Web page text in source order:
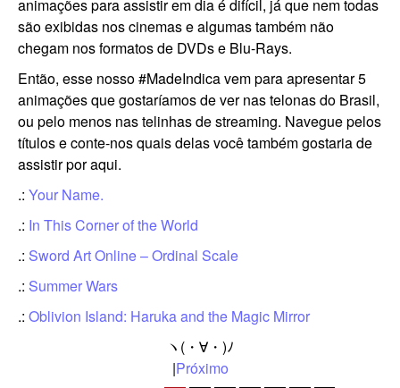
animações para assistir em dia é difícil, já que nem todas
são exibidas nos cinemas e algumas também não
chegam nos formatos de DVDs e Blu-Rays.
Então, esse nosso #MadeIndica vem para apresentar 5
animações que gostaríamos de ver nas telonas do Brasil,
ou pelo menos nas telinhas de streaming. Navegue pelos
títulos e conte-nos quais delas você também gostaria de
assistir por aqui.
.: Your Name.
.: In This Corner of the World
.: Sword Art Online – Ordinal Scale
.: Summer Wars
.: Oblivion Island: Haruka and the Magic Mirror
ヽ(・∀・)ﾉ
|Próximo